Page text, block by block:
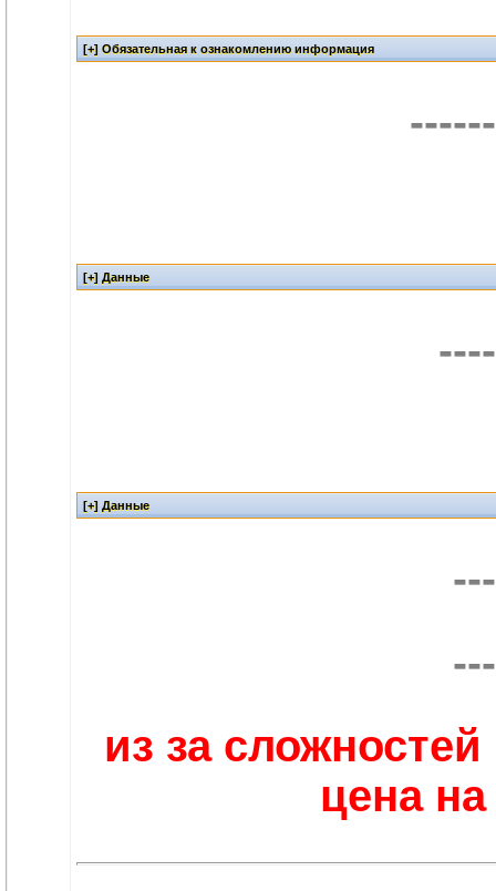
из за
цена на